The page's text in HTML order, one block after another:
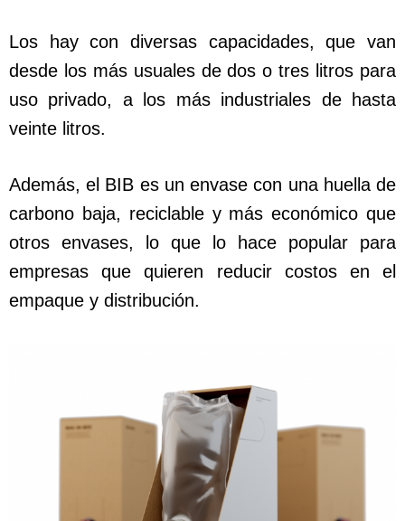
Los hay con diversas capacidades, que van
desde los más usuales de dos o tres litros para
uso privado, a los más industriales de hasta
veinte litros.
Además, el BIB es un envase con una huella de
carbono baja, reciclable y más económico que
otros envases, lo que lo hace popular para
empresas que quieren reducir costos en el
empaque y distribución.